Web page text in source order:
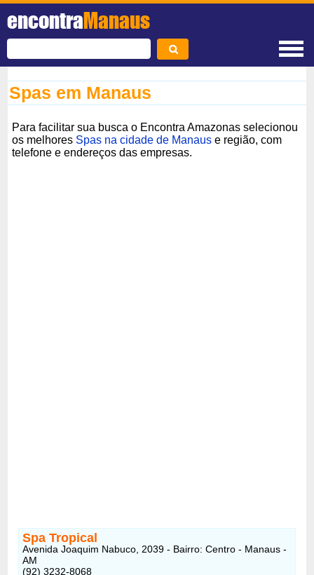
encontraManaus
Spas em Manaus
Para facilitar sua busca o Encontra Amazonas selecionou
os melhores Spas na cidade de Manaus e região, com
telefone e endereços das empresas.
Spa Tropical
Avenida Joaquim Nabuco, 2039 - Bairro: Centro - Manaus -
AM
(92) 3232-8068